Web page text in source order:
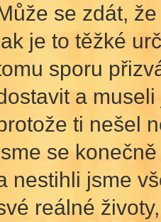
se zdát,
je to těžké
sporu
a
ti nešel
se
nestihli jsme
reálné